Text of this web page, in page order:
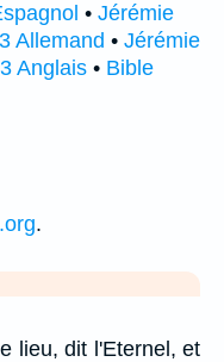
• Jérémie
Allemand • Jérémie
Anglais • Bible
.
lieu, dit l'Eternel, et